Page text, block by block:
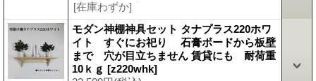
[在庫わずか]
モダン神棚神具セット タナプラス220ホワ
イト すぐにお祀り 石膏ボードから板壁
まで 穴が目立ちません 賃貸にも 耐荷重
10ｋｇ [z220whk]